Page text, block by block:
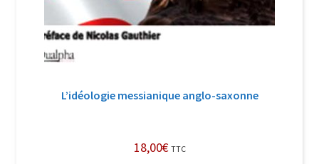
L’idéologie messianique anglo-saxonne
18,00€ TTC